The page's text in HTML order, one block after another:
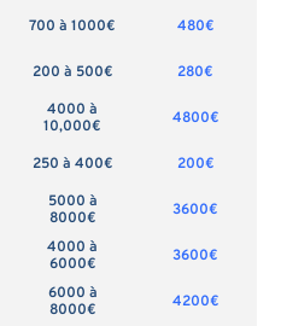
700 à 1000€
480€
200 à 500€
280€
4000 à
10,000€
4800€
250 à 400€
200€
5000 à
8000€
3600€
4000 à
6000€
3600€
6000 à
8000€
4200€